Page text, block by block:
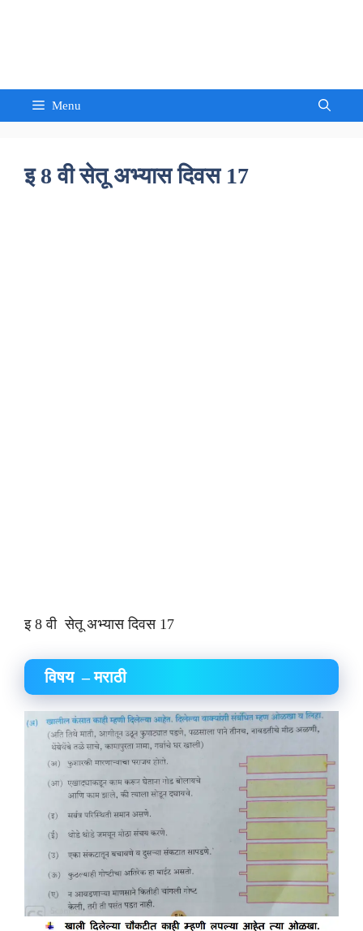
Menu
इ 8 वी सेतू अभ्यास दिवस 17
इ 8 वी सेतू अभ्यास दिवस 17
विषय – मराठी